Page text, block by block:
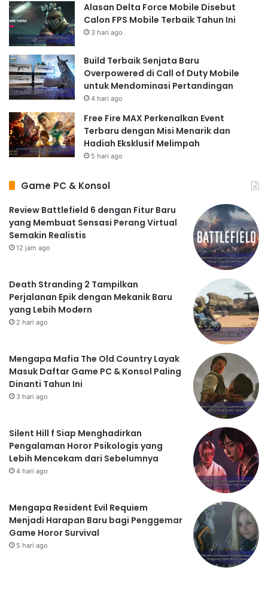
Alasan Delta Force Mobile Disebut
Calon FPS Mobile Terbaik Tahun Ini
3 hari ago
Build Terbaik Senjata Baru
Overpowered di Call of Duty Mobile
untuk Mendominasi Pertandingan
4 hari ago
Free Fire MAX Perkenalkan Event
Terbaru dengan Misi Menarik dan
Hadiah Eksklusif Melimpah
5 hari ago
Game PC & Konsol
Review Battlefield 6 dengan Fitur Baru
yang Membuat Sensasi Perang Virtual
Semakin Realistis
12 jam ago
Death Stranding 2 Tampilkan
Perjalanan Epik dengan Mekanik Baru
yang Lebih Modern
2 hari ago
Mengapa Mafia The Old Country Layak
Masuk Daftar Game PC & Konsol Paling
Dinanti Tahun Ini
3 hari ago
Silent Hill f Siap Menghadirkan
Pengalaman Horor Psikologis yang
Lebih Mencekam dari Sebelumnya
4 hari ago
Mengapa Resident Evil Requiem
Menjadi Harapan Baru bagi Penggemar
Game Horor Survival
5 hari ago